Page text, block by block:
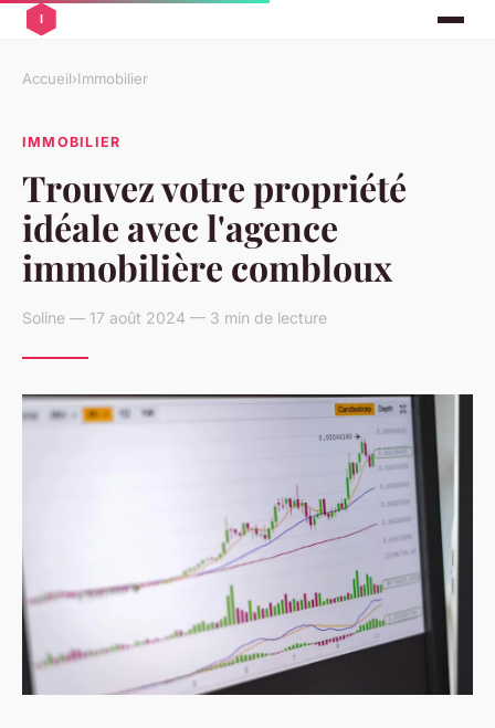
Accueil›Immobilier
IMMOBILIER
Trouvez votre propriété
idéale avec l'agence
immobilière combloux
Soline — 17 août 2024 — 3 min de lecture